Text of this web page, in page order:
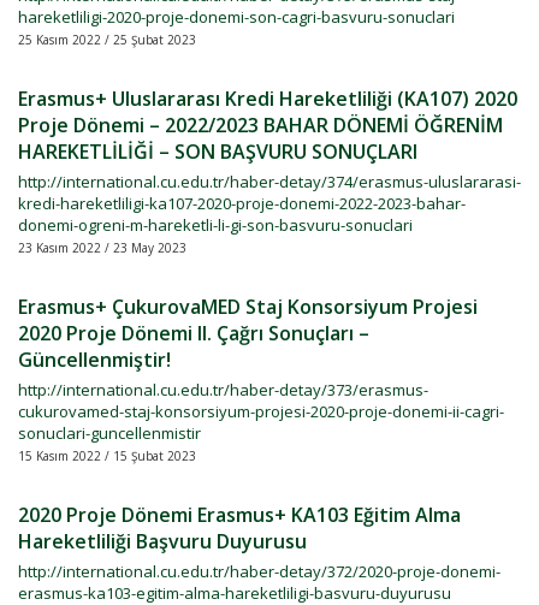
hareketliligi-2020-proje-donemi-son-cagri-basvuru-sonuclari
25 Kasım 2022 / 25 Şubat 2023
Erasmus+ Uluslararası Kredi Hareketliliği (KA107) 2020
Proje Dönemi – 2022/2023 BAHAR DÖNEMİ ÖĞRENİM
HAREKETLİLİĞİ – SON BAŞVURU SONUÇLARI
http://international.cu.edu.tr/haber-detay/374/erasmus-uluslararasi-
kredi-hareketliligi-ka107-2020-proje-donemi-2022-2023-bahar-
donemi-ogreni-m-hareketli-li-gi-son-basvuru-sonuclari
23 Kasım 2022 / 23 May 2023
Erasmus+ ÇukurovaMED Staj Konsorsiyum Projesi
2020 Proje Dönemi II. Çağrı Sonuçları –
Güncellenmiştir!
http://international.cu.edu.tr/haber-detay/373/erasmus-
cukurovamed-staj-konsorsiyum-projesi-2020-proje-donemi-ii-cagri-
sonuclari-guncellenmistir
15 Kasım 2022 / 15 Şubat 2023
2020 Proje Dönemi Erasmus+ KA103 Eğitim Alma
Hareketliliği Başvuru Duyurusu
http://international.cu.edu.tr/haber-detay/372/2020-proje-donemi-
erasmus-ka103-egitim-alma-hareketliligi-basvuru-duyurusu